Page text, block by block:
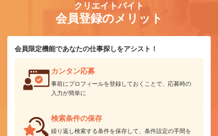
クリエイトバイト
会員登録のメリット
会員限定機能であなたの仕事探しをアシスト！
カンタン応募
事前にプロフィールを登録しておくことで、応募時の
入力が簡単に
検索条件の保存
繰り返し検索する条件を保存して、条件設定の手間を